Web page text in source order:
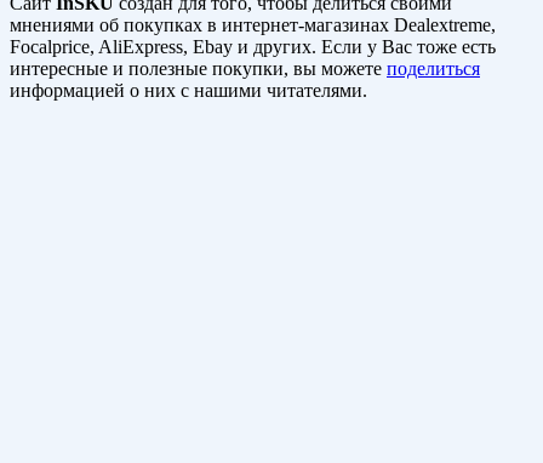
мнениями об покупках в интернет-магазинах Dealextreme,
Focalprice, AliExpress, Ebay и других. Если у Вас тоже есть
интересные и полезные покупки, вы можете поделиться
информацией о них с нашими читателями.